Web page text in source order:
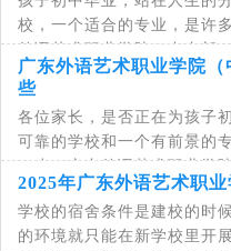
校，一个适合的专业，是许
外语艺术职业学院（中专部
学校专业提供信息参考。您
广东外语艺术职业学院
些
各位家长，是否正在为孩子
可靠的学校和一个有前景的
一步。广东外语艺术职业学
已经公布，其中包含了多个
2025年广东外语艺术职
学校的宿舍条件是建校的时
的环境就只能在新学校里开